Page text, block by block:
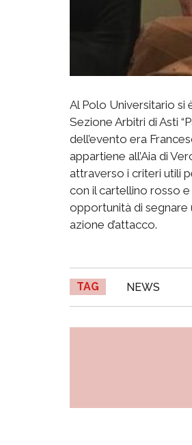
Al Polo Universitario si
Sezione Arbitri di Asti
dell’evento era
appartiene all’Aia di
attraverso i criteri utili
con il cartellino rosso
opportunità di
azione d’attacco.
TAG NEWS